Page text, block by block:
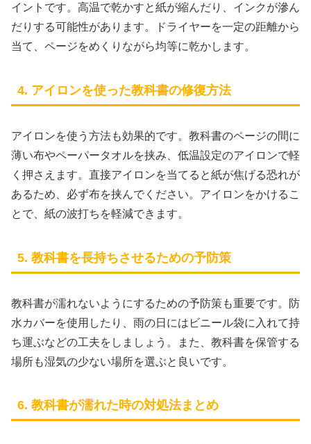
イントです。高温で乾かすと紙が縮んだり、インクが滲ん
だりする可能性があります。ドライヤーを一定の距離から
当て、ページをめくりながら均等に乾かします。
4. アイロンを使った教科書の修復方法
アイロンを使う方法も効果的です。教科書のページの間に
薄い布やペーパータオルを挟み、低温設定のアイロンで軽
く押さえます。直接アイロンを当てると紙が焦げる恐れが
あるため、必ず布を挟んでください。アイロンをかけるこ
とで、紙の波打ちを軽減できます。
5. 教科書を長持ちさせるための予防策
教科書が濡れないようにするための予防策も重要です。防
水カバーを使用したり、雨の日にはビニール袋に入れて持
ち運ぶなどの工夫をしましょう。また、教科書を保管する
場所も湿気の少ない場所を選ぶと良いです。
6. 教科書が濡れた時の対処法まとめ